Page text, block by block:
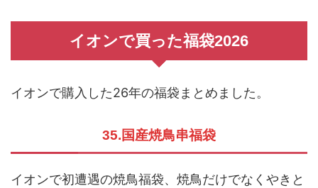
イオンで買った福袋2026
イオンで購入した26年の福袋まとめました。
35.国産焼鳥串福袋
イオンで初遭遇の焼鳥福袋、焼鳥だけでなくやきと